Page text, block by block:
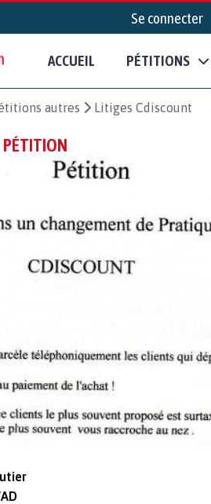
Se connecter
ACCUEIL PÉTITIONS
autres Litiges Cdiscount
PÉTITION